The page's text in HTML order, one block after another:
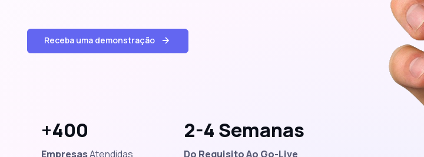
Receba uma demonstração
+400
EmpresasAtendidas
2-4 Semanas
Do Requisito Ao Go-Live